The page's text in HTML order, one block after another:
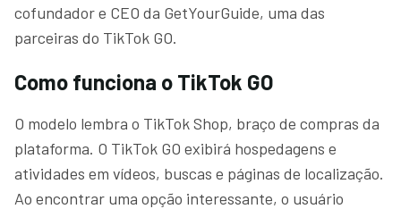
cofundador e CEO da GetYourGuide, uma das
parceiras do TikTok GO.
Como funciona o TikTok GO
O modelo lembra o TikTok Shop, braço de compras da
plataforma. O TikTok GO exibirá hospedagens e
atividades em vídeos, buscas e páginas de localização.
Ao encontrar uma opção interessante, o usuário